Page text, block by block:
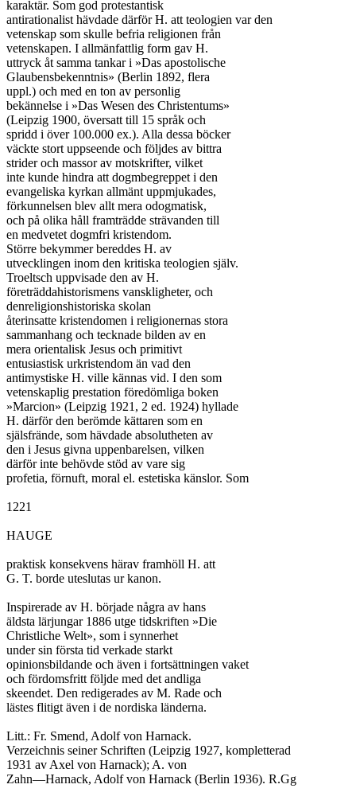
karaktär. Som god protestantisk
antirationalist hävdade därför H. att teologien var den
vetenskap som skulle befria religionen från
vetenskapen. I allmänfattlig form gav H.
uttryck åt samma tankar i »Das apostolische
Glaubensbekenntnis» (Berlin 1892, flera
uppl.) och med en ton av personlig
bekännelse i »Das Wesen des Christentums»
(Leipzig 1900, översatt till 15 språk och
spridd i över 100.000 ex.). Alla dessa böcker
väckte stort uppseende och följdes av bittra
strider och massor av motskrifter, vilket
inte kunde hindra att dogmbegreppet i den
evangeliska kyrkan allmänt uppmjukades,
förkunnelsen blev allt mera odogmatisk,
och på olika håll framträdde strävanden till
en medvetet dogmfri kristendom.
Större bekymmer bereddes H. av
utvecklingen inom den kritiska teologien själv.
Troeltsch uppvisade den av H.
företräddahistorismens vanskligheter, och
denreligionshistoriska skolan
återinsatte kristendomen i religionernas stora
sammanhang och tecknade bilden av en
mera orientalisk Jesus och primitivt
entusiastisk urkristendom än vad den
antimystiske H. ville kännas vid. I den som
vetenskaplig prestation föredömliga boken
»Marcion» (Leipzig 1921, 2 ed. 1924) hyllade
H. därför den berömde kättaren som en
själsfrände, som hävdade absolutheten av
den i Jesus givna uppenbarelsen, vilken
därför inte behövde stöd av vare sig
profetia, förnuft, moral el. estetiska känslor. Som
1221
HAUGE
praktisk konsekvens härav framhöll H. att
G. T. borde uteslutas ur kanon.
Inspirerade av H. började några av hans
äldsta lärjungar 1886 utge tidskriften »Die
Christliche Welt», som i synnerhet
under sin första tid verkade starkt
opinionsbildande och även i fortsättningen vaket
och fördomsfritt följde med det andliga
skeendet. Den redigerades av M. Rade och
lästes flitigt även i de nordiska länderna.
Litt.: Fr. Smend, Adolf von Harnack.
Verzeichnis seiner Schriften (Leipzig 1927, kompletterad
1931 av Axel von Harnack); A. von
Zahn—Harnack, Adolf von Harnack (Berlin 1936). R.Gg